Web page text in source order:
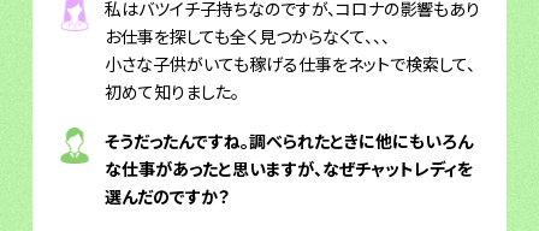
私はバツイチ子持ちなのですが、コロナの影響もあり
お仕事を探しても全く見つからなくて、、、
小さな子供がいても稼げる仕事をネットで検索して、
初めて知りました。
そうだったんですね。調べられたときに他にもいろん
な仕事があったと思いますが、なぜチャットレディを
選んだのですか？